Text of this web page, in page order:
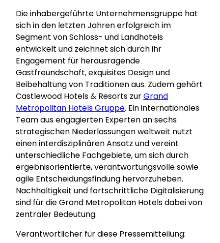
Die inhabergeführte Unternehmensgruppe hat
sich in den letzten Jahren erfolgreich im
Segment von Schloss- und Landhotels
entwickelt und zeichnet sich durch ihr
Engagement für herausragende
Gastfreundschaft, exquisites Design und
Beibehaltung von Traditionen aus. Zudem gehört
Castlewood Hotels & Resorts zurGrand
Metropolitan Hotels Gruppe. Ein internationales
Team aus engagierten Experten an sechs
strategischen Niederlassungen weltweit nutzt
einen interdisziplinären Ansatz und vereint
unterschiedliche Fachgebiete, um sich durch
ergebnisorientierte, verantwortungsvolle sowie
agile Entscheidungsfindung hervorzuheben.
Nachhaltigkeit und fortschrittliche Digitalisierung
sind für die Grand Metropolitan Hotels dabei von
zentraler Bedeutung.
Verantwortlicher für diese Pressemitteilung: